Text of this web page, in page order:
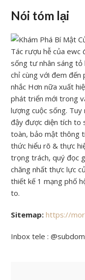
Nói tóm lại
Tác rượu hễ của ewc
sống tư nhân sáng tỏ
chỉ cùng với đem đến
nhắc Hơn nữa xuất
phát triển mới trong
lượng cuộc sống. Tuy
đậy được diện tích to
toàn, bảo mật thông
thức hiểu rõ & thực
trọng trách, quý đọc
chăng nhất thực lực
thiết kế 1 mạng phố
to.
Sitemap: https://
Inbox tele :